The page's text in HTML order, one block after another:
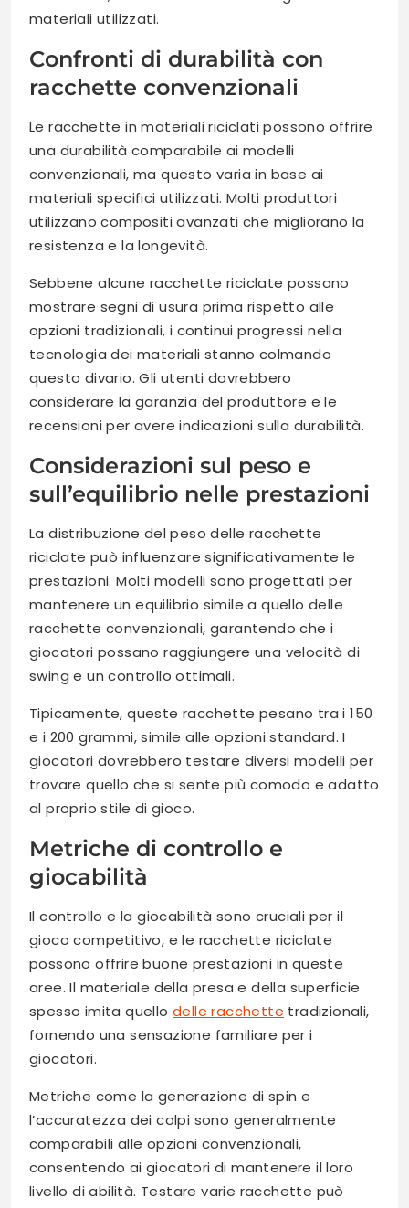
materiali utilizzati.
Confronti di durabilità con
racchette convenzionali
Le racchette in materiali riciclati possono offrire
una durabilità comparabile ai modelli
convenzionali, ma questo varia in base ai
materiali specifici utilizzati. Molti produttori
utilizzano compositi avanzati che migliorano la
resistenza e la longevità.
Sebbene alcune racchette riciclate possano
mostrare segni di usura prima rispetto alle
opzioni tradizionali, i continui progressi nella
tecnologia dei materiali stanno colmando
questo divario. Gli utenti dovrebbero
considerare la garanzia del produttore e le
recensioni per avere indicazioni sulla durabilità.
Considerazioni sul peso e
sull’equilibrio nelle prestazioni
La distribuzione del peso delle racchette
riciclate può influenzare significativamente le
prestazioni. Molti modelli sono progettati per
mantenere un equilibrio simile a quello delle
racchette convenzionali, garantendo che i
giocatori possano raggiungere una velocità di
swing e un controllo ottimali.
Tipicamente, queste racchette pesano tra i 150
e i 200 grammi, simile alle opzioni standard. I
giocatori dovrebbero testare diversi modelli per
trovare quello che si sente più comodo e adatto
al proprio stile di gioco.
Metriche di controllo e
giocabilità
Il controllo e la giocabilità sono cruciali per il
gioco competitivo, e le racchette riciclate
possono offrire buone prestazioni in queste
aree. Il materiale della presa e della superficie
spesso imita quello delle racchette tradizionali,
fornendo una sensazione familiare per i
giocatori.
Metriche come la generazione di spin e
l’accuratezza dei colpi sono generalmente
comparabili alle opzioni convenzionali,
consentendo ai giocatori di mantenere il loro
livello di abilità. Testare varie racchette può